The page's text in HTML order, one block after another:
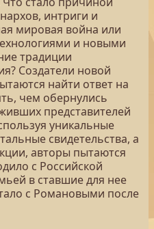
интриги и
мировая война или
и новыми
традиции
Создатели новой
найти ответ на
чем обернулись
представителей
уникальные
свидетельства, а
авторы пытаются
с Российской
в ставшие для нее
с Романовыми после